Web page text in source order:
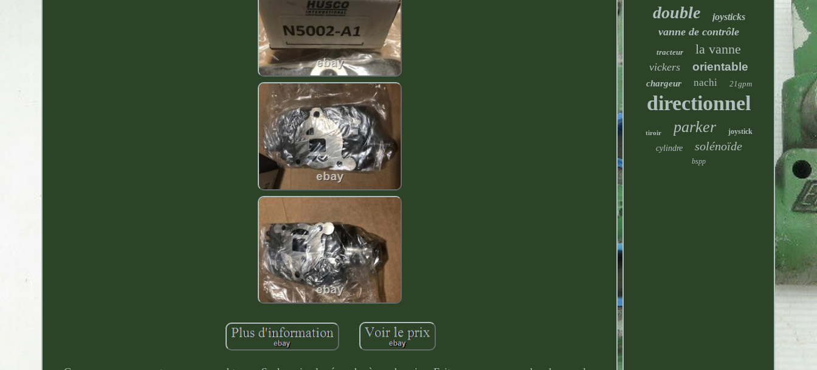
double joysticks
vanne de contrôle
tracteur la vanne
vickers orientable
chargeur nachi 21gpm
directionnel
tiroir parker joystick
cylindre solénoïde
bspp